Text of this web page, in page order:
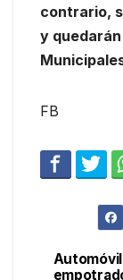
contrario,
y
FB